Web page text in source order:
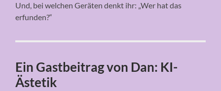
Und, bei welchen Geräten denkt ihr: „Wer hat das
erfunden?“
Ein Gastbeitrag von Dan: KI-
Ästetik